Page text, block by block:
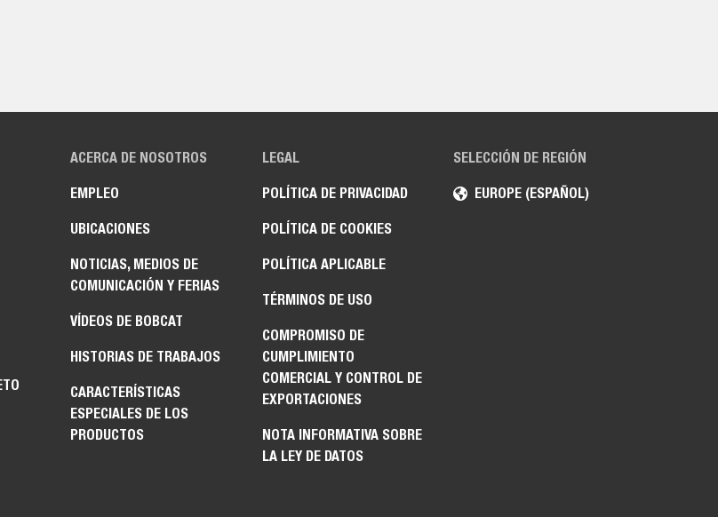
SELECCIÓN DE REGIÓN
EUROPE (ESPAÑOL)
ACERCA DE NOSOTROS
EMPLEO
UBICACIONES
NOTICIAS, MEDIOS DE
COMUNICACIÓN Y FERIAS
VÍDEOS DE BOBCAT
HISTORIAS DE TRABAJOS
CARACTERÍSTICAS
ESPECIALES DE LOS
PRODUCTOS
LEGAL
POLÍTICA DE PRIVACIDAD
POLÍTICA DE COOKIES
POLÍTICA APLICABLE
TÉRMINOS DE USO
COMPROMISO DE
CUMPLIMIENTO
COMERCIAL Y CONTROL DE
EXPORTACIONES
NOTA INFORMATIVA SOBRE
LA LEY DE DATOS